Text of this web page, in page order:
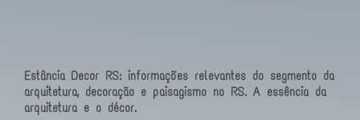
Estância Decor RS: informações relevantes do segmento da
arquitetura, decoração e paisagismo no RS. A essência da
arquitetura e o décor.